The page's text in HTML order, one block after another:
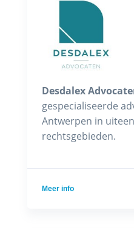
Desdalex
gespecialiseerde
Antwerpen in
rechtsgebieden.
Meer info